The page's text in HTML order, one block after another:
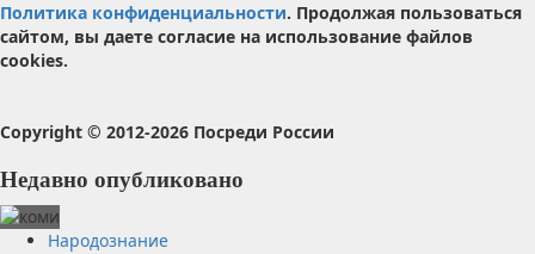
Политика конфиденциальности. Продолжая пользоваться
сайтом, вы даете согласие на использование файлов
cookies.
Copyright © 2012-2026 Посреди России
Недавно опубликовано
Народознание